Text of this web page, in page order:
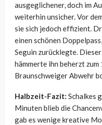
ausgeglichener, doch im
weiterhin unsicher. Vor
sie sich jedoch effizient.
einen schönen
Seguin zurücklegte.
hämmerte ihn beherzt
Braunschweiger Abwehr
Halbzeit-Fazit: Schalkes
Minuten blieb die
gab es wenige kreative